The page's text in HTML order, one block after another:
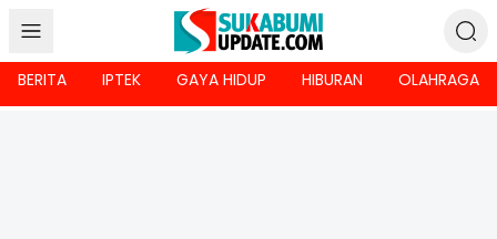
BERITA IPTEK GAYA HIDUP HIBURAN OLAHRAGA